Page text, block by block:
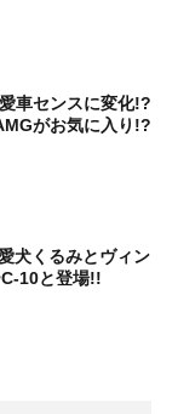
車センスに変化!?
がお気に入り!?
犬くるみとヴィン
10と登場!!